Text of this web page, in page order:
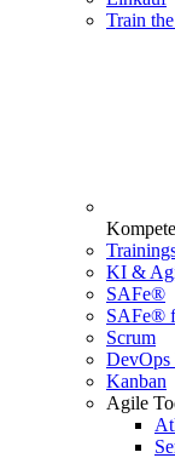
Train
KI &
SAFe®
SAFe®
Scrum
DevOps
Kanban
Agile